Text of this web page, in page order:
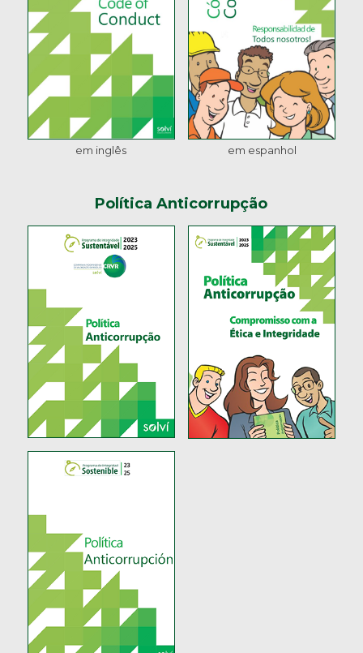
em inglês em espanhol
Política Anticorrupção